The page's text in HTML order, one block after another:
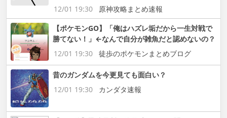
12/01 19:30
原神攻略まとめ速報
【ポケモンGO】「俺はハズレ垢だから一生対戦で
勝てない！」←なんで自分が雑魚だと認めないの？
12/01 19:30
徒歩のポケモンまとめブログ
昔のガンダムを今更見ても面白い？
12/01 19:30
カンダタ速報